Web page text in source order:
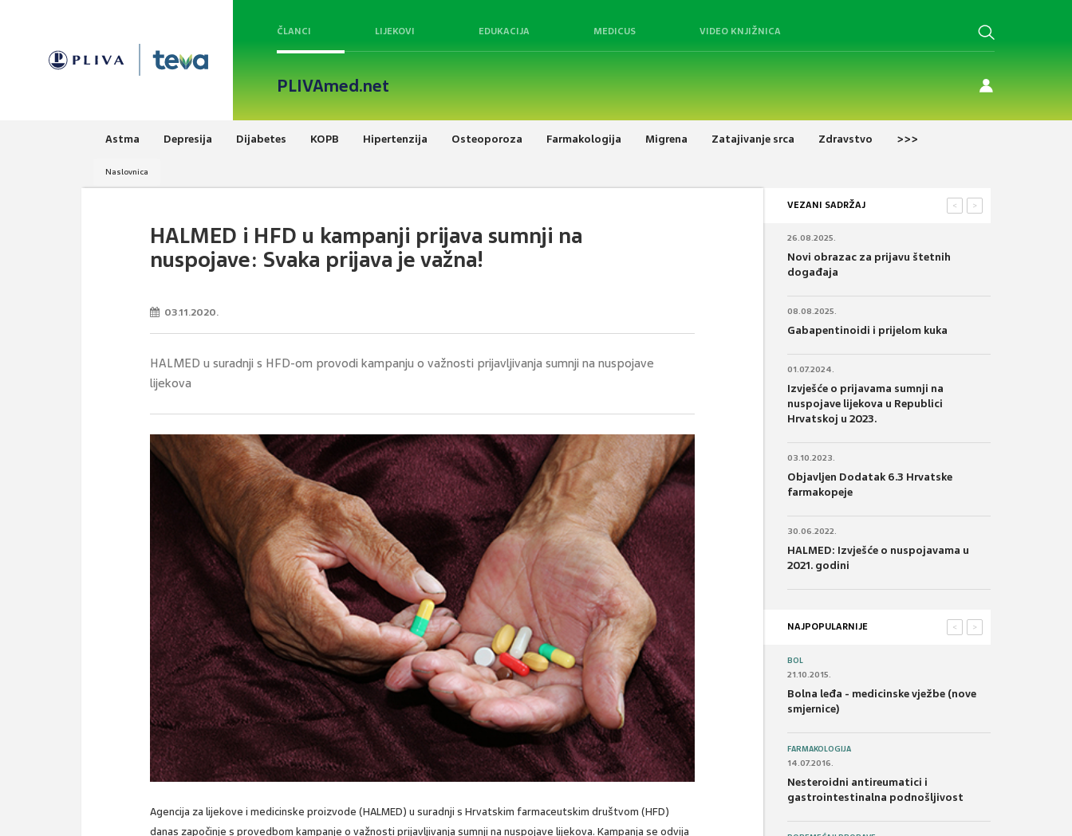
ČLANCI LIJEKOVI EDUKACIJA MEDICUS VIDEO KNJIŽNICA
PLIVAmed.net
Astma Depresija Dijabetes KOPB Hipertenzija Osteoporoza Farmakologija Migrena Zatajivanje srca Zdravstvo >>>
Naslovnica
HALMED i HFD u kampanji prijava sumnji na
nuspojave: Svaka prijava je važna!
03.11.2020.
HALMED u suradnji s HFD-om provodi kampanju o važnosti prijavljivanja sumnji na nuspojave
lijekova
Agencija za lijekove i medicinske proizvode (HALMED) u suradnji s Hrvatskim farmaceutskim društvom (HFD)
danas započinje s provedbom kampanje o važnosti prijavljivanja sumnji na nuspojave lijekova. Kampanja se odvija
VEZANI SADRŽAJ >
<
26.08.2025.
Novi obrazac za prijavu štetnih
događaja
08.08.2025.
Gabapentinoidi i prijelom kuka
01.07.2024.
Izvješće o prijavama sumnji na
nuspojave lijekova u Republici
Hrvatskoj u 2023.
03.10.2023.
Objavljen Dodatak 6.3 Hrvatske
farmakopeje
30.06.2022.
HALMED: Izvješće o nuspojavama u
2021. godini
NAJPOPULARNIJE >
<
BOL
21.10.2015.
Bolna leđa - medicinske vježbe (nove
smjernice)
FARMAKOLOGIJA
14.07.2016.
Nesteroidni antireumatici i
gastrointestinalna podnošljivost